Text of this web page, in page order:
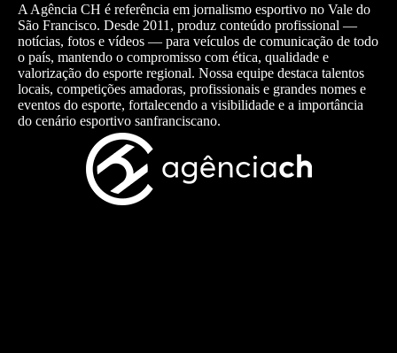
A Agência CH é referência em jornalismo esportivo no Vale do
São Francisco. Desde 2011, produz conteúdo profissional —
notícias, fotos e vídeos — para veículos de comunicação de todo
o país, mantendo o compromisso com ética, qualidade e
valorização do esporte regional. Nossa equipe destaca talentos
locais, competições amadoras, profissionais e grandes nomes e
eventos do esporte, fortalecendo a visibilidade e a importância
do cenário esportivo sanfranciscano.